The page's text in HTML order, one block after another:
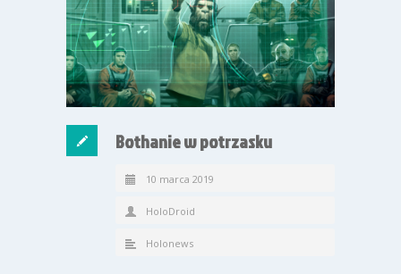
Bothanie w potrzasku
10 marca 2019
HoloDroid
Holonews